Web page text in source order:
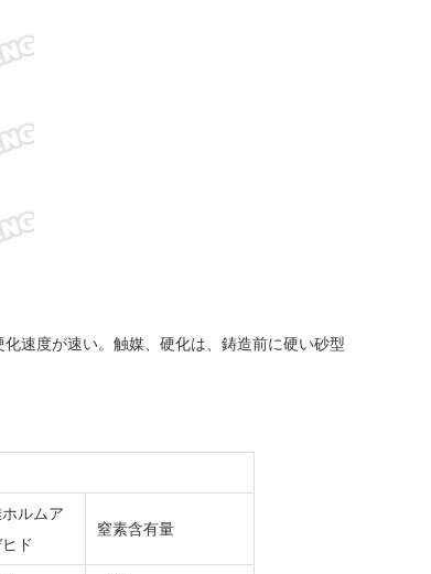
速度が速い。触媒、硬化は、鋳造前に硬い砂型
ルムア
ド
窒素含有量